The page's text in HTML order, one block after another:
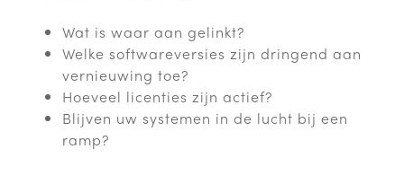
Wat is waar aan gelinkt?
Welke softwareversies zijn dringend aan
vernieuwing toe?
Hoeveel licenties zijn actief?
Blijven uw systemen in de lucht bij een
ramp?